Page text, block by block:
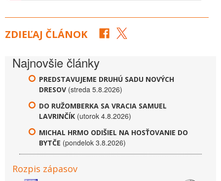
ZDIEĽAJ ČLÁNOK
Najnovšie články
PREDSTAVUJEME DRUHÚ SADU NOVÝCH
DRESOV (streda 5.8.2026)
DO RUŽOMBERKA SA VRACIA SAMUEL
LAVRINČÍK (utorok 4.8.2026)
MICHAL HRMO ODIŠIEL NA HOSŤOVANIE DO
BYTČE (pondelok 3.8.2026)
Rozpis zápasov